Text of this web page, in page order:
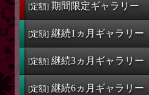
[定額] 継続1カ月ギャラリー
[定額] 継続3カ月ギャラリー
[定額] 継続6カ月ギャラリー
定額奥様一覧
[定額] 期間限定ギャラリー
[定額] 継続1ヵ月 ギャラリー
[定額] 継続3ヵ月 ギャラリー
[定額] 継続6ヵ月 ギャラリー